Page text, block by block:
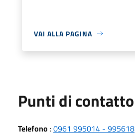
VAI ALLA PAGINA
Punti di contatto
Telefono :0961 995014 - 995618